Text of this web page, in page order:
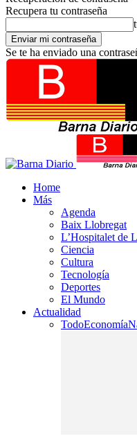
Recupera tu contraseña
Se te ha enviado una
Home
Más
Agenda
Baix Llobregat
L’Hospitalet de
Ciencia
Cultura
Tecnología
Deportes
El Mundo
Actualidad
TodoEconomía